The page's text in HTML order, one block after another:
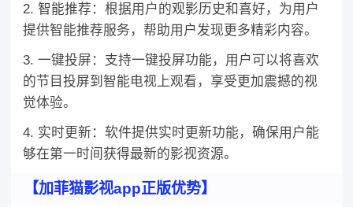
2. 智能推荐：根据用户的观影历史和喜好，为用户
提供智能推荐服务，帮助用户发现更多精彩内容。
3. 一键投屏：支持一键投屏功能，用户可以将喜欢
的节目投屏到智能电视上观看，享受更加震撼的视
觉体验。
4. 实时更新：软件提供实时更新功能，确保用户能
够在第一时间获得最新的影视资源。
【加菲猫影视app正版优势】